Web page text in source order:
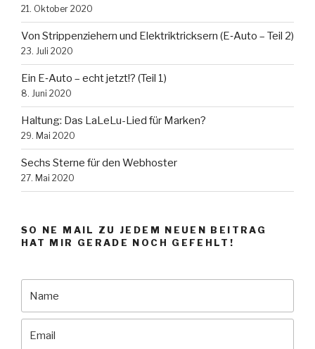
sern
(E‑Auto
–
Teil 2)“
21. Oktober 2020
Von Strip­pen­zie­hern und Elektrik­trick­sern (E‑Auto – Teil 2)
23. Juli 2020
Ein E‑Auto – echt jetzt!? (Teil 1)
8. Juni 2020
Hal­tung: Das La­LeLu-Lied für Marken?
29. Mai 2020
Sechs Sterne für den Webhoster
27. Mai 2020
SO NE MAIL ZU JE­DEM NEUEN BEI­TRAG
HAT MIR GE­RADE NOCH GEFEHLT!